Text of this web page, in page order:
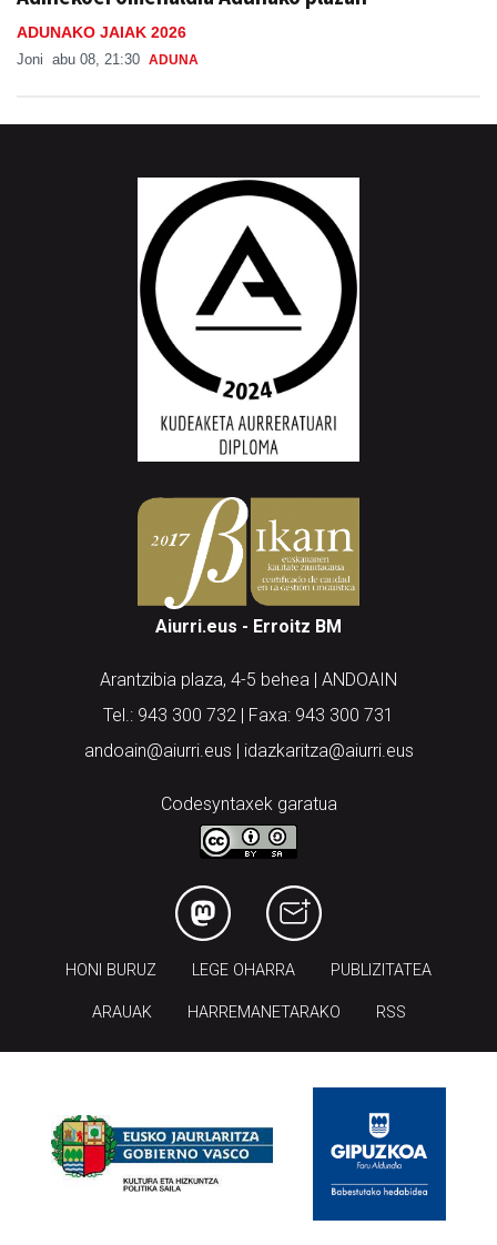
ADUNAKO JAIAK 2026
Joni abu 08, 21:30 ADUNA
Aiurri.eus - Erroitz BM
Arantzibia plaza, 4-5 behea | ANDOAIN
Tel.: 943 300 732 | Faxa: 943 300 731
andoain@aiurri.eus | idazkaritza@aiurri.eus
Codesyntaxek garatua
HONI BURUZ LEGE OHARRA PUBLIZITATEA
ARAUAK HARREMANETARAKO RSS